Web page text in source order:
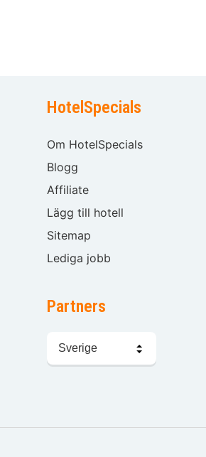
HotelSpecials
Om HotelSpecials
Blogg
Affiliate
Lägg till hotell
Sitemap
Lediga jobb
Partners
språk